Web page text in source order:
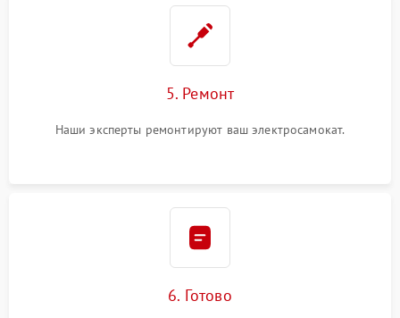
5. Ремонт
Наши эксперты ремонтируют ваш электросамокат.
6. Готово